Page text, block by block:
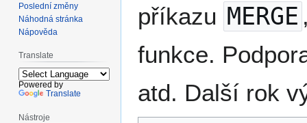
příkazu MERGE
funkce.
atd. Další rok
Poslední změny
Náhodná stránka
Nápověda
Translate
Powered by
Translate
Nástroje